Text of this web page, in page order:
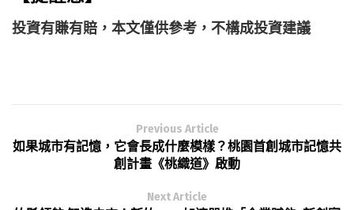
投資有賺有賠，本文僅供參考，不構成投資建議
Previous Article
如果城市有記憶，它會長成什麼模樣？桃園首創城市記憶共
創計畫《桃織道》啟動
Next Article